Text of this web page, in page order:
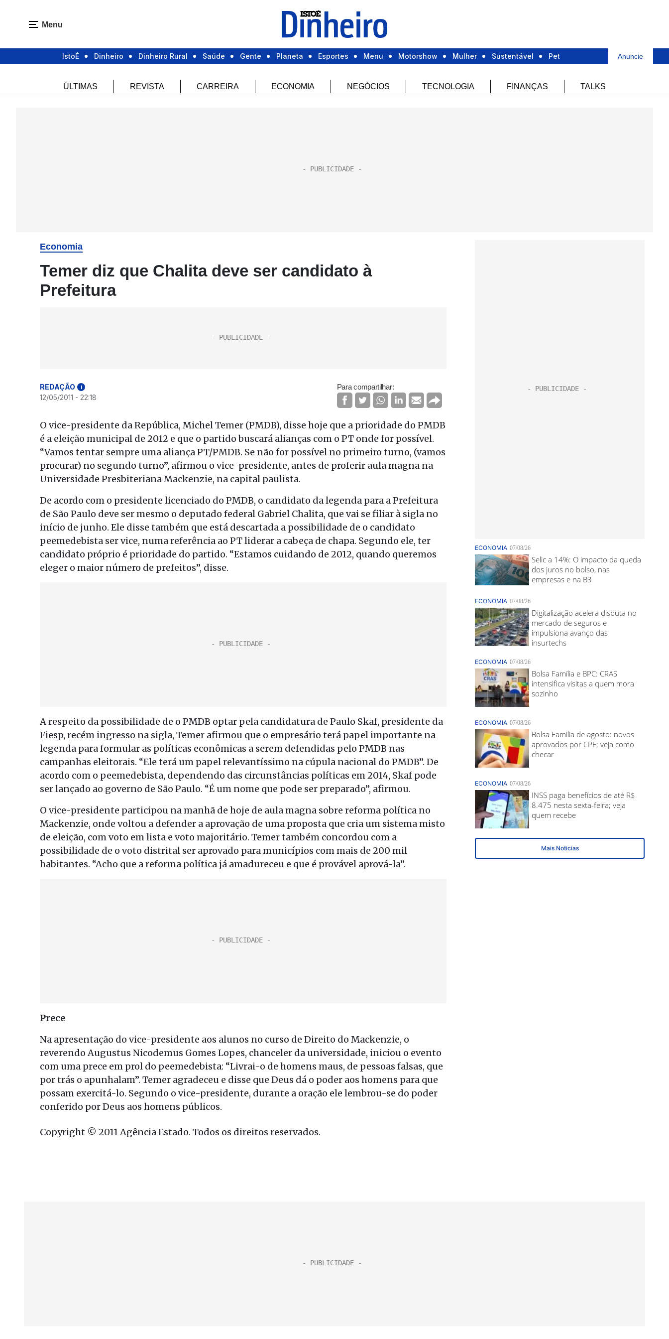
Menu
IstoÉ Dinheiro Dinheiro Rural Saúde Gente Planeta Esportes Menu Motorshow Mulher Sustentável Pet Anuncie
ÚLTIMAS REVISTA CARREIRA ECONOMIA NEGÓCIOS TECNOLOGIA FINANÇAS TALKS
Economia
Temer diz que Chalita deve ser candidato à
Prefeitura
REDAÇÃO i
12/05/2011 - 22:18
Para compartilhar:
O vice-presidente da República, Michel Temer (PMDB), disse hoje que a prioridade do PMDB
é a eleição municipal de 2012 e que o partido buscará alianças com o PT onde for possível.
“Vamos tentar sempre uma aliança PT/PMDB. Se não for possível no primeiro turno, (vamos
procurar) no segundo turno”, afirmou o vice-presidente, antes de proferir aula magna na
Universidade Presbiteriana Mackenzie, na capital paulista.
De acordo com o presidente licenciado do PMDB, o candidato da legenda para a Prefeitura
de São Paulo deve ser mesmo o deputado federal Gabriel Chalita, que vai se filiar à sigla no
início de junho. Ele disse também que está descartada a possibilidade de o candidato
peemedebista ser vice, numa referência ao PT liderar a cabeça de chapa. Segundo ele, ter
candidato próprio é prioridade do partido. “Estamos cuidando de 2012, quando queremos
eleger o maior número de prefeitos”, disse.
A respeito da possibilidade de o PMDB optar pela candidatura de Paulo Skaf, presidente da
Fiesp, recém ingresso na sigla, Temer afirmou que o empresário terá papel importante na
legenda para formular as políticas econômicas a serem defendidas pelo PMDB nas
campanhas eleitorais. “Ele terá um papel relevantíssimo na cúpula nacional do PMDB”. De
acordo com o peemedebista, dependendo das circunstâncias políticas em 2014, Skaf pode
ser lançado ao governo de São Paulo. “É um nome que pode ser preparado”, afirmou.
O vice-presidente participou na manhã de hoje de aula magna sobre reforma política no
Mackenzie, onde voltou a defender a aprovação de uma proposta que cria um sistema misto
de eleição, com voto em lista e voto majoritário. Temer também concordou com a
possibilidade de o voto distrital ser aprovado para municípios com mais de 200 mil
habitantes. “Acho que a reforma política já amadureceu e que é provável aprová-la”.
Prece
Na apresentação do vice-presidente aos alunos no curso de Direito do Mackenzie, o
reverendo Augustus Nicodemus Gomes Lopes, chanceler da universidade, iniciou o evento
com uma prece em prol do peemedebista: “Livrai-o de homens maus, de pessoas falsas, que
por trás o apunhalam”. Temer agradeceu e disse que Deus dá o poder aos homens para que
possam exercitá-lo. Segundo o vice-presidente, durante a oração ele lembrou-se do poder
conferido por Deus aos homens públicos.
Copyright © 2011 Agência Estado. Todos os direitos reservados.